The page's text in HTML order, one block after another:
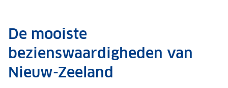
De mooiste
bezienswaardigheden van
Nieuw-Zeeland